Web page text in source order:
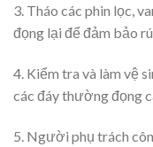
3. Tháo các phin lọc,
đọng lại để đảm bảo
4. Kiểm tra và làm vệ
các đáy thường đọng
5. Người phụ trách